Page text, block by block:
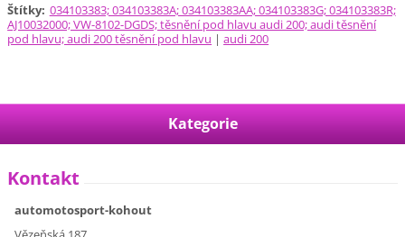
Štítky: 034103383; 034103383A; 034103383AA; 034103383G; 034103383R;
AJ10032000; VW-8102-DGDS; těsnění pod hlavu audi 200; audi těsnění
pod hlavu; audi 200 těsnění pod hlavu | audi 200
Kategorie
Kontakt
automotosport-kohout